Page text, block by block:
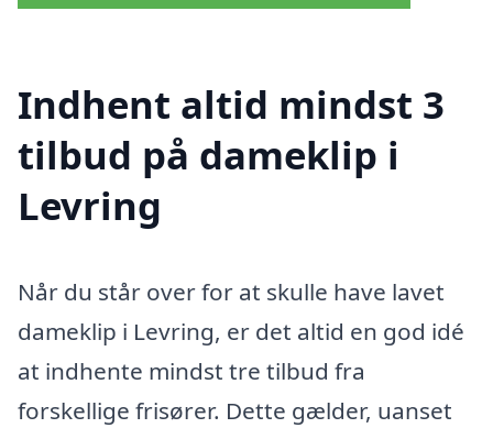
Indhent altid mindst 3
tilbud på dameklip i
Levring
Når du står over for at skulle have lavet
dameklip i Levring, er det altid en god idé
at indhente mindst tre tilbud fra
forskellige frisører. Dette gælder, uanset